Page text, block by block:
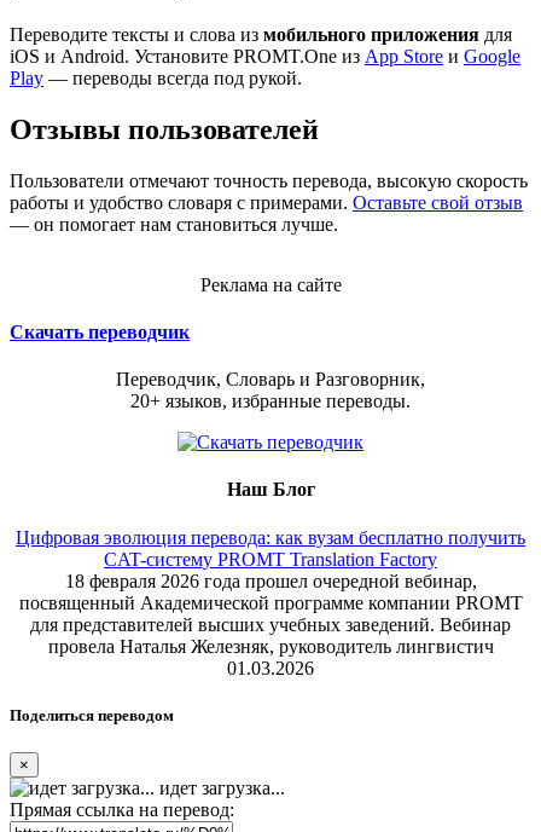
Переводите тексты и слова из мобильного приложения для
iOS и Android. Установите PROMT.One из App Store и Google
Play — переводы всегда под рукой.
Отзывы пользователей
Пользователи отмечают точность перевода, высокую скорость
работы и удобство словаря с примерами. Оставьте свой отзыв
— он помогает нам становиться лучше.
Реклама на сайте
Скачать переводчик
Переводчик, Словарь и Разговорник,
20+ языков, избранные переводы.
Наш Блог
Цифровая эволюция перевода: как вузам бесплатно получить
CAT-систему PROMT Translation Factory
18 февраля 2026 года прошел очередной вебинар,
посвященный Академической программе компании PROMT
для представителей высших учебных заведений. Вебинар
провела Наталья Железняк, руководитель лингвистич
01.03.2026
Поделиться переводом
×
идет загрузка...
Прямая ссылка на перевод: